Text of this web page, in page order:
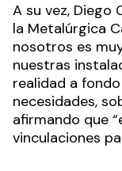
A su vez, Diego
la Metalúrgica
nosotros es
nuestras
realidad a
necesidades,
afirmando que
vinculaciones